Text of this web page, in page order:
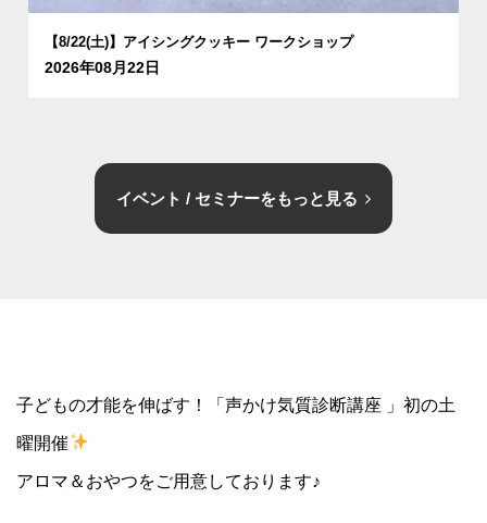
【8/22(土)】アイシングクッキー ワークショップ
2026年08月22日
イベント / セミナーをもっと見る
子どもの才能を伸ばす！「声かけ気質診断講座 」初の土
曜開催
アロマ＆おやつをご用意しております♪